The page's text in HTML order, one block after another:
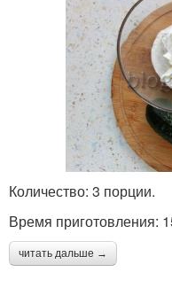
Количество: 3 порции.
Время приготовления:
читать дальше →